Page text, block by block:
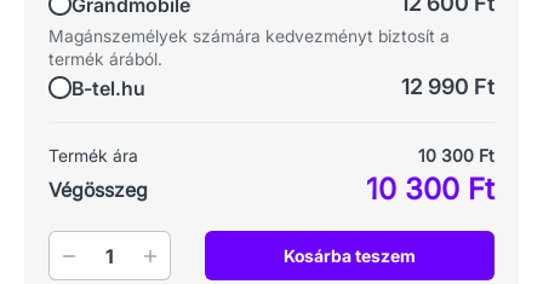
Grandmobile
Magánszemélyek számára kedvezményt biztosít a
termék árából.
B-tel.hu 12 990 Ft
Termék ára 10 300 Ft
Végösszeg 10 300 Ft
Mennyiség Kosárba teszem